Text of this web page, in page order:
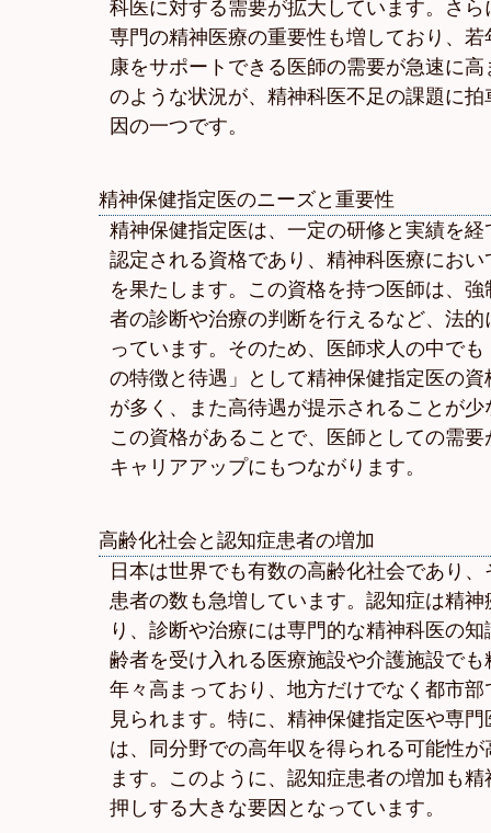
科医に対する需要が拡大しています。さ
専門の精神医療の重要性も増しており、
康をサポートできる医師の需要が急速に
のような状況が、精神科医不足の課題に
因の一つです。
精神保健指定医のニーズと重要性
精神保健指定医は、一定の研修と実績を
認定される資格であり、精神科医療にお
を果たします。この資格を持つ医師は、
者の診断や治療の判断を行えるなど、法
っています。そのため、医師求人の中で
の特徴と待遇」として精神保健指定医の
が多く、また高待遇が提示されることが
この資格があることで、医師としての需
キャリアアップにもつながります。
高齢化社会と認知症患者の増加
日本は世界でも有数の高齢化社会であり
患者の数も急増しています。認知症は精
り、診断や治療には専門的な精神科医の
齢者を受け入れる医療施設や介護施設で
年々高まっており、地方だけでなく都市
見られます。特に、精神保健指定医や専
は、同分野での高年収を得られる可能性
ます。このように、認知症患者の増加も
押しする大きな要因となっています。